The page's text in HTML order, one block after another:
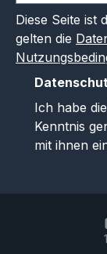
Diese Seite ist
gelten die
Ich habe die
Kenntnis
mit ihnen